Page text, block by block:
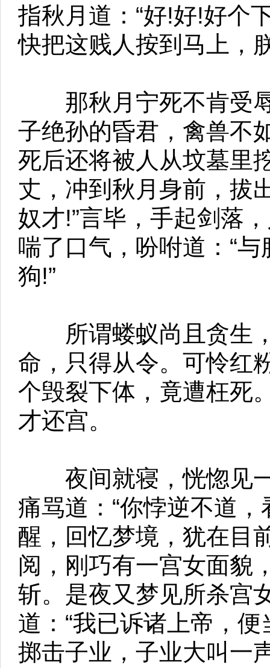
指秋月道：“好!好!好个
快把这贱人按到马上，
那秋月宁死不肯受辱
子绝孙的昏君，禽兽不
死后还将被人从坟墓里
丈，冲到秋月身前，拔
奴才!”言毕，手起剑落
喘了口气，吩咐道：“
狗!”
所谓蝼蚁尚且贪生，
命，只得从令。可怜红
个毁裂下体，竟遭枉死
才还宫。
夜间就寝，恍惚见一
痛骂道：“你悖逆不道
醒，回忆梦境，犹在目
阅，刚巧有一宫女面貌
斩。是夜又梦见所杀宫
道：“我已诉诸上帝，
掷击子业，子业大叫一